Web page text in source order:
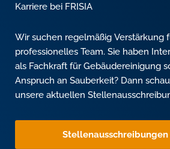
Karriere bei FRISIA
Wir suchen regelmäßig Verstärkung
professionelles Team. Sie haben
als Fachkraft für Gebäudereinigung
Anspruch an Sauberkeit? Dann
unsere aktuellen
Stellenausschreibungen